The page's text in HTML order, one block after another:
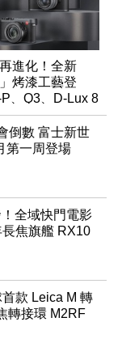
進化！全新
烤漆工藝登
、Q3、D-Lux 8
倒數 富士新世
第一周登場
全域快門電影
焦旗艦 RX10
款 Leica M 轉
轉接環 M2RF